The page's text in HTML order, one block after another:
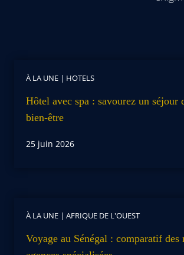
À LA UNE | HOTELS
Hôtel avec spa : savourez un séjour
bien-être
25 juin 2026
À LA UNE | AFRIQUE DE L'OUEST
Voyage au Sénégal : comparatif des